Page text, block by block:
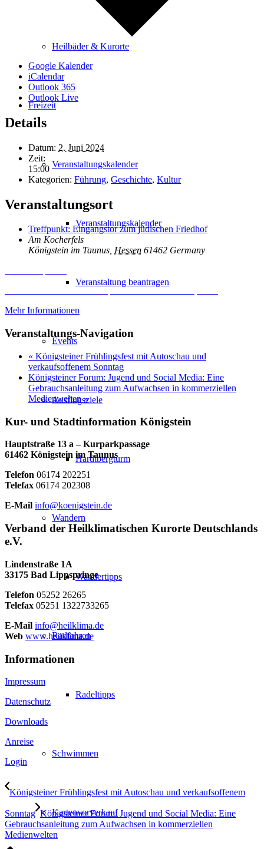
Heilbäder & Kurorte
Freizeit
Veranstaltungskalender
Veranstaltungskalender
Veranstaltung beantragen
Events
Ausflugsziele
Hardtbergturm
Wandern
Wandertipps
Radfahren
Radeltipps
Schwimmen
Kartenvorverkauf
Google Kalender
iCalendar
Outlook 365
Outlook Live
Details
Datum: 2. Juni 2024
Zeit:
15:00
Kategorien: Führung, Geschichte, Kultur
Veranstaltungsort
Treffpunkt: Eingangstor zum jüdischen Friedhof
Am Kocherfels
Königstein im Taunus, Hessen 61462 Germany
Mehr Informationen
Veranstaltungs-Navigation
« Königsteiner Frühlingsfest mit Autoschau und
verkaufsoffenem Sonntag
Königsteiner Forum: Jugend und Social Media: Eine
Gebrauchsanleitung zum Aufwachsen in kommerziellen
Medienwelten»
Kur- und Stadtinformation Königstein
Hauptstraße 13 a – Kurparkpassage
61462 Königstein im Taunus
Telefon 06174 202251
Telefax 06174 202308
E-Mail info@koenigstein.de
Verband der Heilklimatischen Kurorte Deutschlands
e.V.
Lindenstraße 1A
33175 Bad Lippspringe
Telefon 05252 26265
Telefax 05251 1322733265
E-Mail info@heilklima.de
Web www.heilklima.de
Informationen
Impressum
Datenschutz
Downloads
Anreise
Login
Königsteiner Frühlingsfest mit Autoschau und verkaufsoffenem
Sonntag Königsteiner Forum: Jugend und Social Media: Eine
Gebrauchsanleitung zum Aufwachsen in kommerziellen
Medienwelten